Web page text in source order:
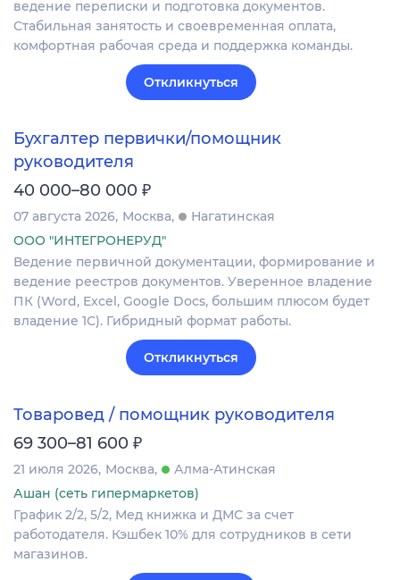
ведение переписки и подготовка документов.
Стабильная занятость и своевременная оплата,
комфортная рабочая среда и поддержка команды.
Откликнуться
Бухгалтер первички/помощник
руководителя
40 000–80 000 ₽
07 августа 2026 Москва
Нагатинская
ООО "ИНТЕГРОНЕРУД"
Ведение первичной документации, формирование и
ведение реестров документов. Уверенное владение
ПК (Word, Excel, Google Docs, большим плюсом будет
владение 1С). Гибридный формат работы.
Откликнуться
Товаровед / помощник руководителя
69 300–81 600 ₽
21 июля 2026 Москва
Алма-Атинская
Ашан (сеть гипермаркетов)
График 2/2, 5/2, Мед книжка и ДМС за счет
работодателя. Кэшбек 10% для сотрудников в сети
магазинов.